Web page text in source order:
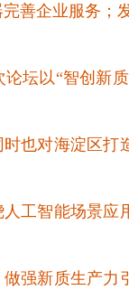
善企业服务；
论坛以“智创新
时也对海淀区打
工智能场景应
做强新质生产力